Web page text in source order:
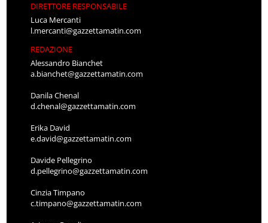
DIRETTORE RESPONSABILE
Luca Mercanti
l.mercanti@gazzettamatin.com
REDAZIONE
Alessandro Bianchet
a.bianchet@gazzettamatin.com
Danila Chenal
d.chenal@gazzettamatin.com
Erika David
e.david@gazzettamatin.com
Davide Pellegrino
d.pellegrino@gazzettamatin.com
Cinzia Timpano
c.timpano@gazzettamatin.com